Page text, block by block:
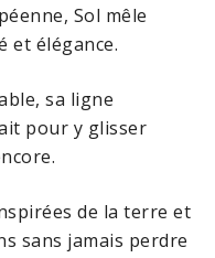
Sol mêle
et élégance.
sa ligne
pour y glisser
de la terre et
sans jamais perdre